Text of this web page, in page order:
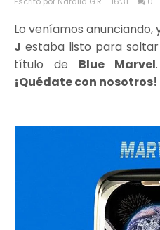
Lo veníamos anunciando,
J estaba listo para soltar
título de Blue Marvel
¡Quédate con nosotros!